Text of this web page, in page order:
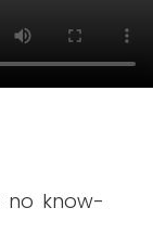
know-